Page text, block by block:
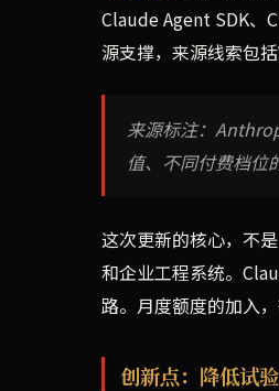
Claude Agent SDK、
源支撑，来源线索包
来源标注：
值、不同付费档位
这次更新的核心，不
和企业工程系统。
路。月度额度的加入
创新点：降低试